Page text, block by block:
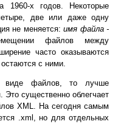
х годов. Некоторые
две или даже одну
не меняется:имя файла -
файлов между
часто оказываются
с ними.
виде файлов, то лучше
Это существенно облегчает
XML. На сегодня самым
.xml, но для отдельных